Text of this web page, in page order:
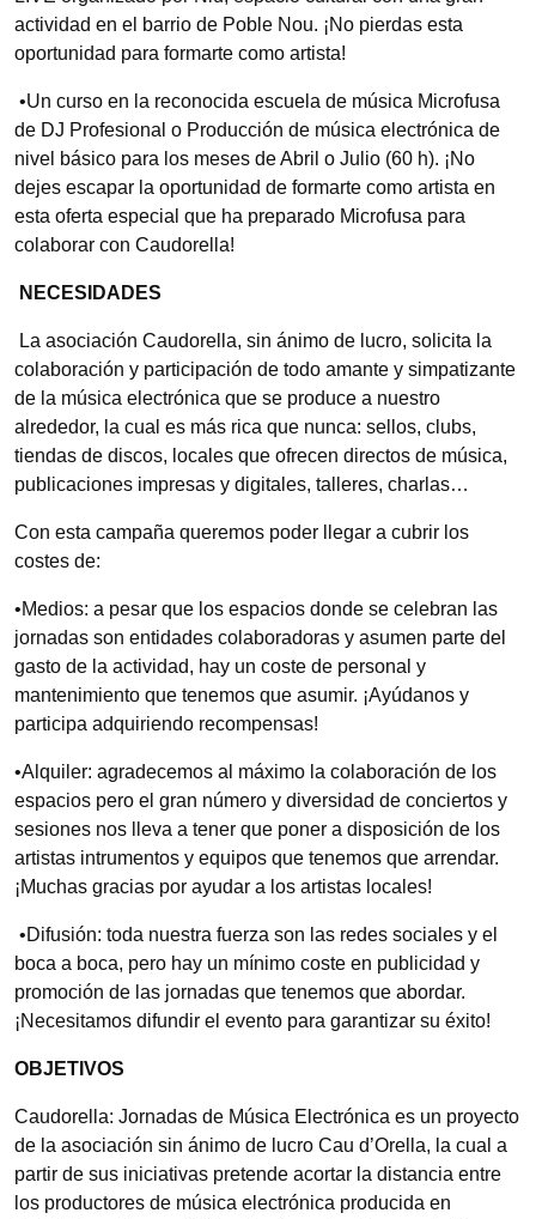
actividad en el barrio de Poble Nou. ¡No pierdas esta
oportunidad para formarte como artista!
•Un curso en la reconocida escuela de música Microfusa
de DJ Profesional o Producción de música electrónica de
nivel básico para los meses de Abril o Julio (60 h). ¡No
dejes escapar la oportunidad de formarte como artista en
esta oferta especial que ha preparado Microfusa para
colaborar con Caudorella!
NECESIDADES
La asociación Caudorella, sin ánimo de lucro, solicita la
colaboración y participación de todo amante y simpatizante
de la música electrónica que se produce a nuestro
alrededor, la cual es más rica que nunca: sellos, clubs,
tiendas de discos, locales que ofrecen directos de música,
publicaciones impresas y digitales, talleres, charlas…
Con esta campaña queremos poder llegar a cubrir los
costes de:
•Medios: a pesar que los espacios donde se celebran las
jornadas son entidades colaboradoras y asumen parte del
gasto de la actividad, hay un coste de personal y
mantenimiento que tenemos que asumir. ¡Ayúdanos y
participa adquiriendo recompensas!
•Alquiler: agradecemos al máximo la colaboración de los
espacios pero el gran número y diversidad de conciertos y
sesiones nos lleva a tener que poner a disposición de los
artistas intrumentos y equipos que tenemos que arrendar.
¡Muchas gracias por ayudar a los artistas locales!
•Difusión: toda nuestra fuerza son las redes sociales y el
boca a boca, pero hay un mínimo coste en publicidad y
promoción de las jornadas que tenemos que abordar.
¡Necesitamos difundir el evento para garantizar su éxito!
OBJETIVOS
Caudorella: Jornadas de Música Electrónica es un proyecto
de la asociación sin ánimo de lucro Cau d’Orella, la cual a
partir de sus iniciativas pretende acortar la distancia entre
los productores de música electrónica producida en